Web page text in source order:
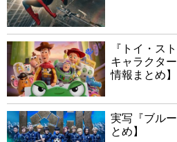
『トイ・ス
キャラクタ
情報まとめ】
実写『ブル
とめ】